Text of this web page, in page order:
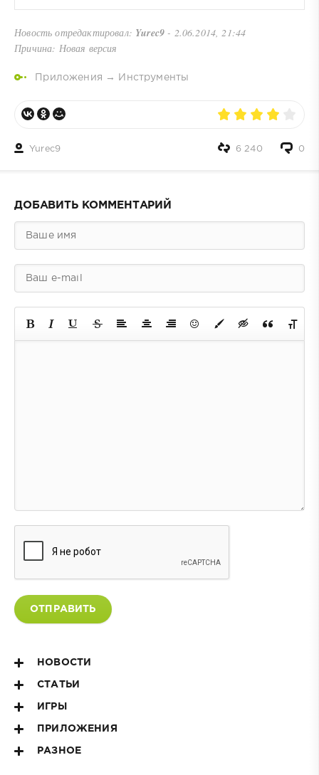
Новость отредактировал: Yurec9 - 2.06.2014, 21:44
Причина: Новая версия
Приложения → Инструменты
Yurec9 0
6 240
ДОБАВИТЬ КОММЕНТАРИЙ
ОТПРАВИТЬ
НОВОСТИ
СТАТЬИ
ИГРЫ
ПРИЛОЖЕНИЯ
РАЗНОЕ